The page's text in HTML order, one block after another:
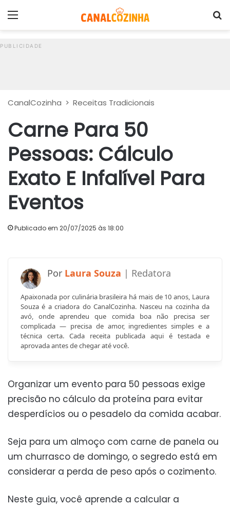
Menu
CanalCozinha > Receitas Tradicionais
Carne Para 50
Pessoas: Cálculo
Exato E Infalível Para
Eventos
Publicado em 20/07/2025 às 18:00
Laura Souza
Apaixonada por culinária brasileira há mais de 10 anos, Laura
Souza é a criadora do CanalCozinha. Nasceu na cozinha da
avó, onde aprendeu que comida boa não precisa ser
complicada — precisa de amor, ingredientes simples e a
técnica certa. Cada receita publicada aqui é testada e
aprovada antes de chegar até você.
Organizar um evento para 50 pessoas exige
precisão no cálculo da proteína para evitar
desperdícios ou o pesadelo da comida acabar.
Seja para um almoço com carne de panela ou
um churrasco de domingo, o segredo está em
considerar a perda de peso após o cozimento.
Neste guia, você aprende a calcular a